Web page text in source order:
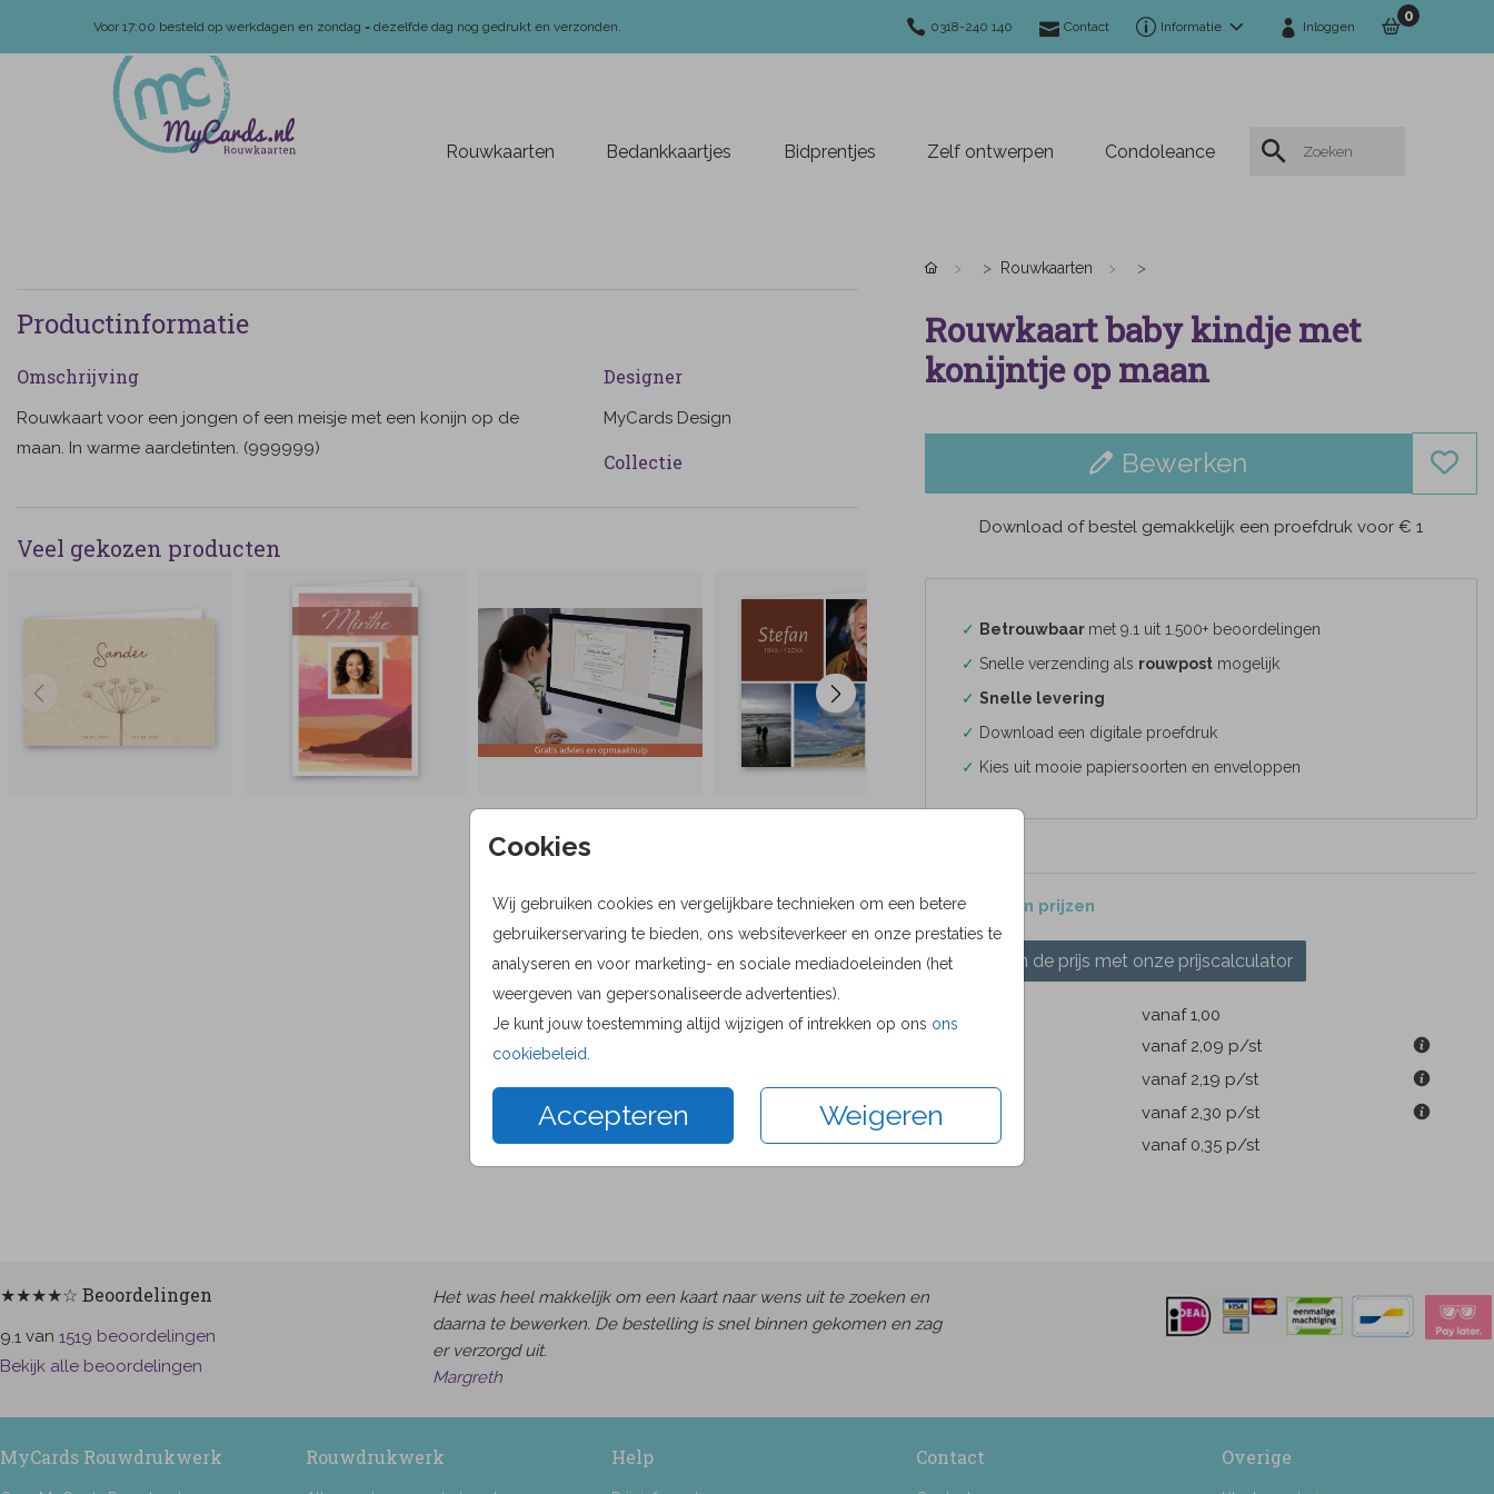
Voor 17:00 besteld op werkdagen en zondag = dezelfde dag nog gedrukt en verzonden. 0318-240 140 Contact Informatie Inloggen
0
Rouwkaarten Bedankkaartjes Bidprentjes Zelf ontwerpen Condoleance
Cookies
Wij gebruiken cookies en vergelijkbare technieken om een betere
gebruikerservaring te bieden, ons websiteverkeer en onze prestaties te
analyseren en voor marketing- en sociale mediadoeleinden (het
weergeven van gepersonaliseerde advertenties).
Je kunt jouw toestemming altijd wijzigen of intrekken op ons ons
cookiebeleid
Accepteren Weigeren
Productinformatie
Omschrijving
Rouwkaart voor een jongen of een meisje met een konijn op de
maan. In warme aardetinten. (999999)
Designer
MyCards Design
Collectie
Veel gekozen producten
Rouwkaarten
Rouwkaart baby kindje met
konijntje op maan
Bewerken
Download of bestel gemakkelijk een proefdruk voor € 1
✓ Betrouwbaar met 9.1 uit 1.500+ beoordelingen
✓ Snelle verzending als rouwpostmogelijk
✓ Snelle levering
✓ Download een digitale proefdruk
✓ Kies uit mooie papiersoorten en enveloppen
Formaten en prijzen
Bereken de prijs met onze prijscalculator
vanaf 1,00
vanaf 2,09 p/st
vanaf 2,19 p/st
15 × 15 cm
vanaf 2,30 p/st
Enveloppen
vanaf 0,35 p/st
★★★★☆ Beoordelingen
9.1 van 1519 beoordelingen
Bekijk alle beoordelingen
Het was heel makkelijk om een kaart naar wens uit te zoeken en
daarna te bewerken. De bestelling is snel binnen gekomen en zag
er verzorgd uit.
Margreth
MyCards Rouwdrukwerk Rouwdrukwerk Help Contact Overige